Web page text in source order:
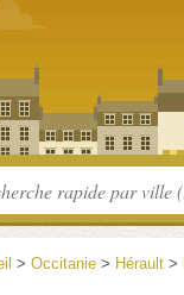
> Occitanie > Hérault >